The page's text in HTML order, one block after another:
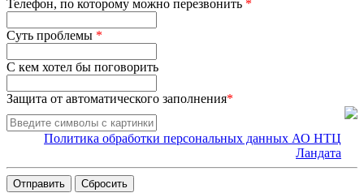
Телефон, по которому можно перезвонить *
Суть проблемы *
С кем хотел бы поговорить
Защита от автоматического заполнения*
Политика обработки персональных данных АО НТЦ
Ландата